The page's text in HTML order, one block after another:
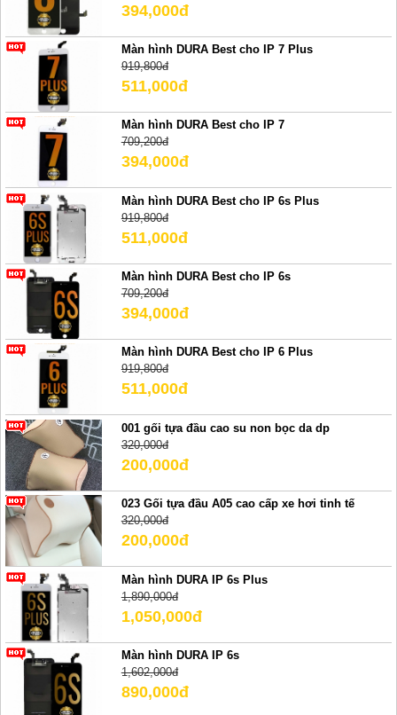
394,000đ
Màn hình DURA Best cho IP 7 Plus
919,800đ
511,000đ
Màn hình DURA Best cho IP 7
709,200đ
394,000đ
Màn hình DURA Best cho IP 6s Plus
919,800đ
511,000đ
Màn hình DURA Best cho IP 6s
709,200đ
394,000đ
Màn hình DURA Best cho IP 6 Plus
919,800đ
511,000đ
001 gối tựa đầu cao su non bọc da dp
320,000đ
200,000đ
023 Gối tựa đầu A05 cao cấp xe hơi tinh tế
320,000đ
200,000đ
Màn hình DURA IP 6s Plus
1,890,000đ
1,050,000đ
Màn hình DURA IP 6s
1,602,000đ
890,000đ